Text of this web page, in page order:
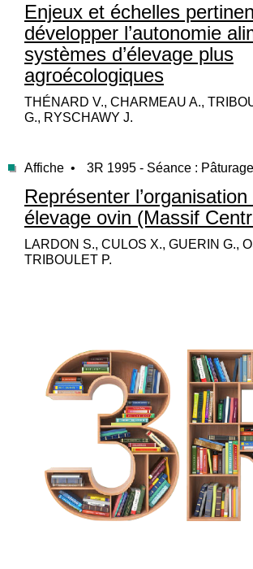
Enjeux et échelles
développer l’autonomie
systèmes d’élevage plus
agroécologiques
THÉNARD V., CHARMEAU A.,
G., RYSCHAWY J.
Affiche • 3R 1995 - Séance : Pâturage
Représenter
élevage ovin (Massif
LARDON S., CULOS X., GUERIN G.,
TRIBOULET P.